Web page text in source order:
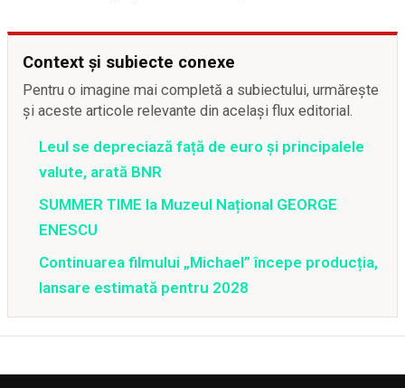
Context și subiecte conexe
Pentru o imagine mai completă a subiectului, urmărește
și aceste articole relevante din același flux editorial.
Leul se depreciază față de euro și principalele
valute, arată BNR
SUMMER TIME la Muzeul Național GEORGE
ENESCU
Continuarea filmului „Michael” începe producția,
lansare estimată pentru 2028